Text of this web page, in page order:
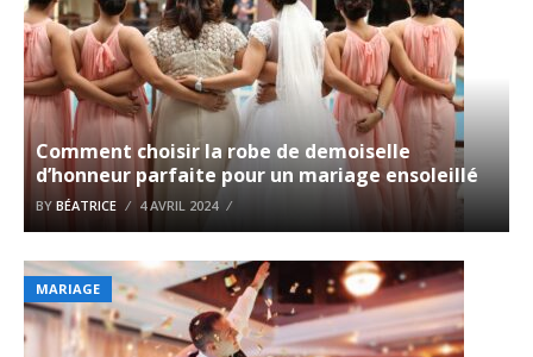
Comment choisir la robe de demoiselle
d’honneur parfaite pour un mariage ensoleillé
BY BÉATRICE 4 AVRIL 2024
MARIAGE